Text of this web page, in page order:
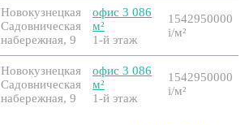
Новокузнецкая
Садовническая
набережная, 9
офис 3 086
м²
1-й этаж
1542950000
i/м²
Новокузнецкая
Садовническая
набережная, 9
офис 3 086
м²
1-й этаж
1542950000
i/м²